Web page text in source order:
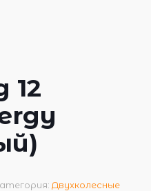
12
Двухколесные